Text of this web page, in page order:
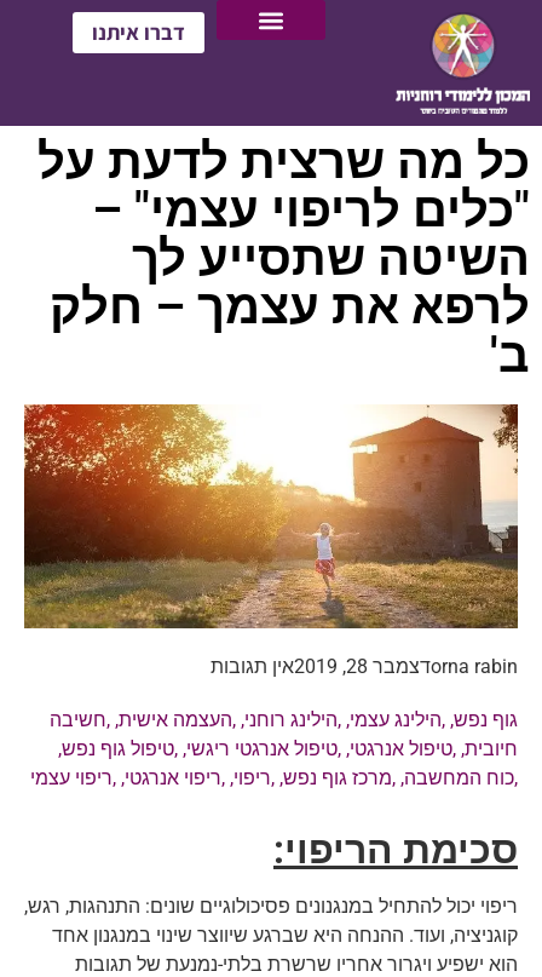
דברו איתנו
כל מה שרצית לדעת על
"כלים לריפוי עצמי" –
השיטה שתסייע לך
לרפא את עצמך – חלק
ב'
orna rabinדצמבר 28, 2019 אין תגובות
גוף נפש, ,הילינג עצמי, ,הילינג רוחני, ,העצמה אישית, ,חשיבה
חיובית, ,טיפול אנרגטי, ,טיפול אנרגטי ריגשי, ,טיפול גוף נפש,
,כוח המחשבה, ,מרכז גוף נפש, ,ריפוי, ,ריפוי אנרגטי, ,ריפוי עצמי
סכימת הריפוי:
ריפוי יכול להתחיל במנגנונים פסיכולוגיים שונים: התנהגות, רגש,
קוגניציה, ועוד. ההנחה היא שברגע שיווצר שינוי במנגנון אחד
הוא ישפיע ויגרור אחריו שרשרת בלתי-נמנעת של תגובות